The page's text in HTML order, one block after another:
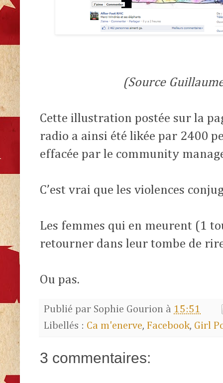
(Source
Cette illustration postée sur la
radio a ainsi été likée par 2400
effacée par le community
C’est vrai que les violences
Les femmes qui en meurent (1
retourner dans leur tombe de
Ou pas.
Publié par Sophie Gourion à 15:51
Libellés : Ca m'enerve, Facebook, Girl
3 commentaires: